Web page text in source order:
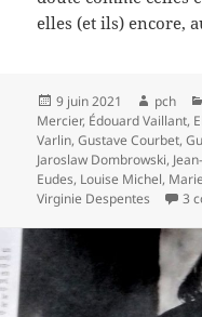
elles (et ils) encore,
Publié
le
9 juin 2021 Auteur
pch
Mercier, Édouard Vaillant,
Varlin,Gustave Courbet,
Jaroslaw Dombrowski,
Eudes, Louise Michel,
Virginie Despentes
3